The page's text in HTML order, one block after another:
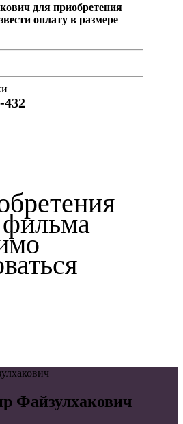
для приобретения
оплату в размере
432
Файзулхакович